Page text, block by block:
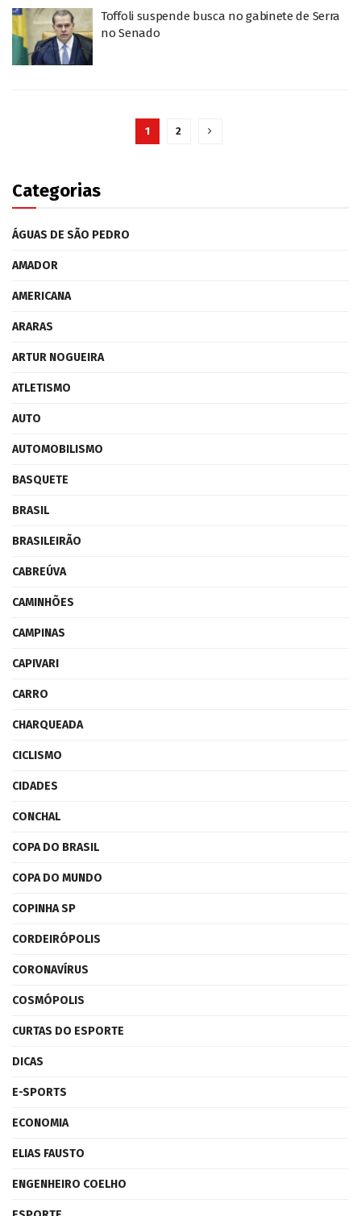
Toffoli suspende busca no gabinete de Serra
no Senado
1 2
Categorias
ÁGUAS DE SÃO PEDRO
AMADOR
AMERICANA
ARARAS
ARTUR NOGUEIRA
ATLETISMO
AUTO
AUTOMOBILISMO
BASQUETE
BRASIL
BRASILEIRÃO
CABREÚVA
CAMINHÕES
CAMPINAS
CAPIVARI
CARRO
CHARQUEADA
CICLISMO
CIDADES
CONCHAL
COPA DO BRASIL
COPA DO MUNDO
COPINHA SP
CORDEIRÓPOLIS
CORONAVÍRUS
COSMÓPOLIS
CURTAS DO ESPORTE
DICAS
E-SPORTS
ECONOMIA
ELIAS FAUSTO
ENGENHEIRO COELHO